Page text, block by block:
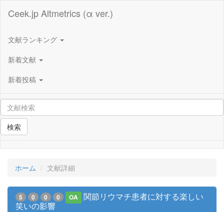
Ceek.jp Altmetrics (α ver.)
文献ランキング
新着文献
新着投稿
検索
ホーム 文献詳細
5 0 0 0 OA
関節リウマチ患者に対する楽しい
笑いの影響